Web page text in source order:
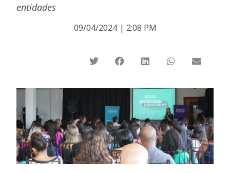
entidades
09/04/2024 | 2:08 PM